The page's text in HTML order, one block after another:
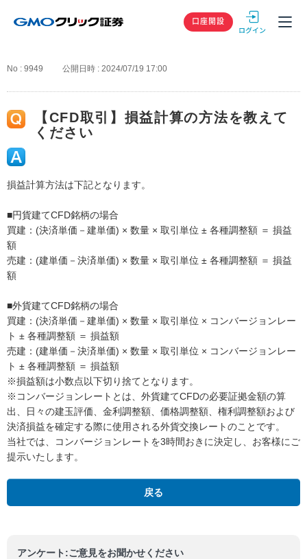
GMOクリック
口座開設
No : 9949 公開日時 : 2024/07/19 17:00
【CFD取引】損益計算の方法を教えて
ください
損益計算方法は下記となります。
■円貨建てCFD銘柄の場合
買建：(決済単価－建単価) × 数量 × 取引単位 ± 各種調整額 ＝ 損益
額
売建：(建単価－決済単価) × 数量 × 取引単位 ± 各種調整額 ＝ 損益
額
■外貨建てCFD銘柄の場合
買建：(決済単価－建単価) × 数量 × 取引単位 × コンバージョンレー
ト ± 各種調整額 ＝ 損益額
売建：(建単価－決済単価) × 数量 × 取引単位 × コンバージョンレー
ト ± 各種調整額 ＝ 損益額
※損益額は小数点以下切り捨てとなります。
※コンバージョンレートとは、外貨建てCFDの必要証拠金額の算
出、日々の建玉評価、金利調整額、価格調整額、権利調整額および
決済損益を確定する際に使用される外貨交換レートのことです。
当社では、コンバージョンレートを3時間おきに決定し、お客様にご
提示いたします。
戻る
アンケート:ご意見をお聞かせください